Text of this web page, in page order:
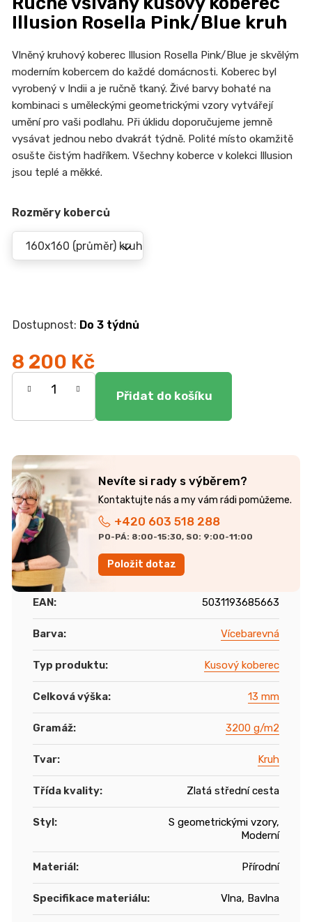
Illusion Rosella Pink/Blue kruh
Vlněný kruhový koberec Illusion Rosella Pink/Blue je skvělým
moderním kobercem do každé domácnosti. Koberec byl
vyrobený v Indii a je ručně tkaný. Živé barvy bohaté na
kombinaci s uměleckými geometrickými vzory vytvářejí
umění pro vaši podlahu. Při úklidu doporučujeme jemně
vysávat jednou nebo dvakrát týdně. Polité místo okamžitě
osušte čistým hadříkem. Všechny koberce v kolekci Illusion
jsou teplé a měkké.
Rozměry koberců
Do 3 týdnů
8 200 Kč
Měrná
EAN: 5031193685663
Barva: Vícebarevná
Typ produktu: Kusový koberec
Celková výška: 13 mm
Gramáž: 3200 g/m2
Tvar: Kruh
Třída kvality: Zlatá střední cesta
Styl:
S geometrickými vzory,
Moderní
Materiál: Přírodní
Specifikace materiálu: Vlna, Bavlna
Nevíte si rady s výběrem?
+420 603 518 288
PO-PÁ: 8:00-15:30, SO: 9:00-11:00
Položit dotaz
HLEDAT
19